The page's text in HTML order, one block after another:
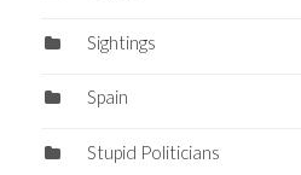
Sightings
Spain
Stupid Politicians